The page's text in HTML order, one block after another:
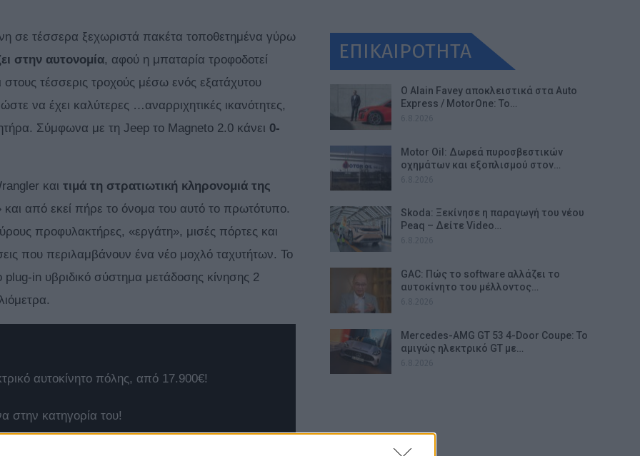
σε τέσσερα ξεχωριστά πακέτα τοποθετημένα γύρω
στην αυτονομία, αφού η μπαταρία τροφοδοτεί
τέσσερις τροχούς μέσω ενός εξατάχυτου
να έχει καλύτερες …αναρριχητικές ικανότητες,
Σύμφωνα με τη Jeep το Magneto 2.0 κάνει 0-
και τιμά τη στρατιωτική κληρονομιά της
από εκεί πήρε το όνομα του αυτό το πρωτότυπο.
προφυλακτήρες, «εργάτη», μισές πόρτες και
που περιλαμβάνουν ένα νέο μοχλό ταχυτήτων. Το
plug-in υβριδικό σύστημα μετάδοσης κίνησης 2
αυτοκίνητο πόλης, από 17.900€!
στην κατηγορία του!
έρχεται να αλλάξει τα δεδομένα
ΕΠΙΚΑΙΡΟΤΗΤΑ
Ο Alain Favey αποκλειστικά στα Auto
Express / MotorOne: Το…
Motor Oil: Δωρεά πυροσβεστικών
οχημάτων και εξοπλισμού στον…
Skoda: Ξεκίνησε η παραγωγή του νέου
Peaq – Δείτε Video…
GAC: Πώς το software αλλάζει το
αυτοκίνητο του μέλλοντος…
Mercedes-AMG GT 53 4-Door Coupe: Το
αμιγώς ηλεκτρικό GT με…